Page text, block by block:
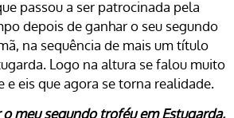
passou a ser patrocinada pela
depois de ganhar o seu segundo
na sequência de mais um título
Logo na altura se falou muito
e eis que agora se torna realidade.
o meu segundo troféu em Estugarda,